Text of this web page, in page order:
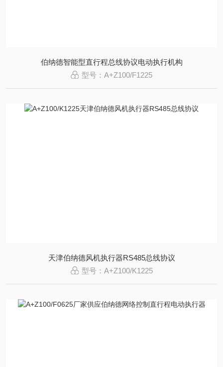
伯纳德智能型直行程总线协议电动执行机构
型号：A+Z100/F1225
天津伯纳德风机执行器RS485总线协议
型号：A+Z100/K1225